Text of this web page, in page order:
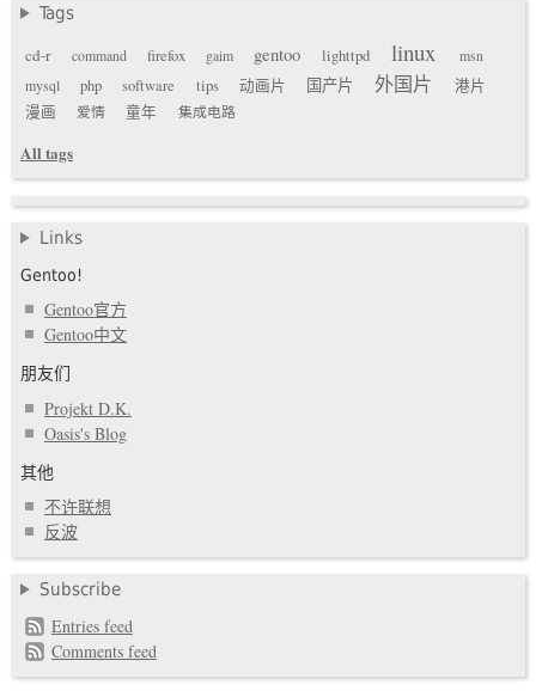
Tags
cd-r
command firefox gaim gentoo lighttpd linux
msn
mysql
php software tips 动画片 国产片 外国片
港片
漫画
爱情 童年 集成电路
All tags
Links
Gentoo!
Gentoo官方
Gentoo中文
朋友们
Projekt D.K.
Oasis's Blog
其他
不许联想
反波
Subscribe
Entries feed
Comments feed